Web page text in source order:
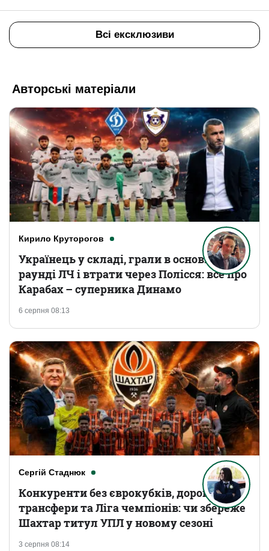
Всі ексклюзиви
Авторські матеріали
Кирило Круторогов
6 серпня 08:13
Українець у складі, грали в основному
раунді ЛЧ і втрати через Полісся: все про
Карабах – суперника Динамо
Сергій Стаднюк
3 серпня 08:14
Конкуренти без єврокубків, дорогі
трансфери та Ліга чемпіонів: чи збереже
Шахтар титул УПЛ у новому сезоні